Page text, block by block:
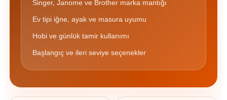
Singer, Janome ve Brother marka mantığı
Ev tipi iğne, ayak ve masura uyumu
Hobi ve günlük tamir kullanımı
Başlangıç ve ileri seviye seçenekler